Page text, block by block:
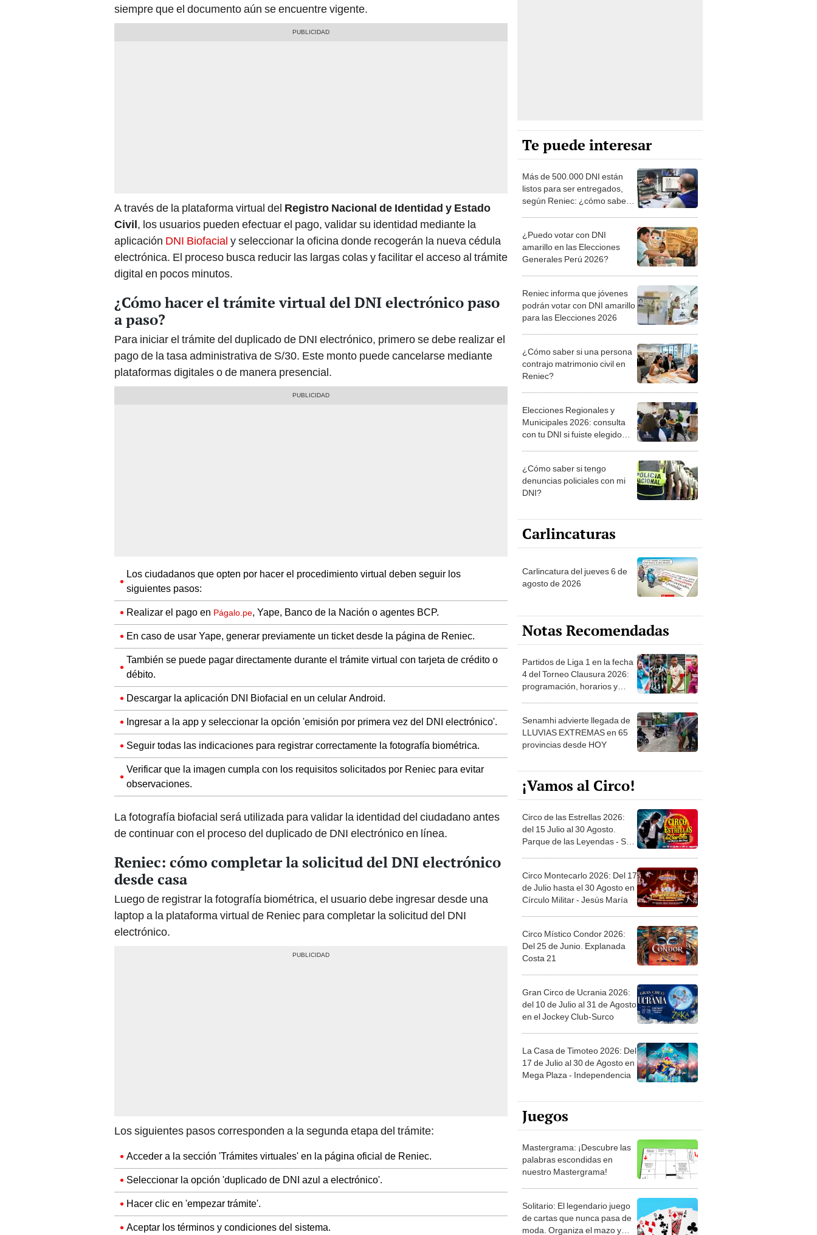
siempre que el documento aún se encuentre vigente.
A través de la plataforma virtual del Registro Nacional de Identidad y Estado
Civil, los usuarios pueden efectuar el pago, validar su identidad mediante la
aplicación DNI Biofacial y seleccionar la oficina donde recogerán la nueva cédula
electrónica. El proceso busca reducir las largas colas y facilitar el acceso al trámite
digital en pocos minutos.
¿Cómo hacer el trámite virtual del DNI electrónico paso
a paso?
Para iniciar el trámite del duplicado de DNI electrónico, primero se debe realizar el
pago de la tasa administrativa de S/30. Este monto puede cancelarse mediante
plataformas digitales o de manera presencial.
Los ciudadanos que opten por hacer el procedimiento virtual deben seguir los
siguientes pasos:
Realizar el pago en Págalo.pe, Yape, Banco de la Nación o agentes BCP.
En caso de usar Yape, generar previamente un ticket desde la página de Reniec.
También se puede pagar directamente durante el trámite virtual con tarjeta de crédito o
débito.
Descargar la aplicación DNI Biofacial en un celular Android.
Ingresar a la app y seleccionar la opción 'emisión por primera vez del DNI electrónico'.
Seguir todas las indicaciones para registrar correctamente la fotografía biométrica.
Verificar que la imagen cumpla con los requisitos solicitados por Reniec para evitar
observaciones.
La fotografía biofacial será utilizada para validar la identidad del ciudadano antes
de continuar con el proceso del duplicado de DNI electrónico en línea.
Reniec: cómo completar la solicitud del DNI electrónico
desde casa
Luego de registrar la fotografía biométrica, el usuario debe ingresar desde una
laptop a la plataforma virtual de Reniec para completar la solicitud del DNI
electrónico.
Los siguientes pasos corresponden a la segunda etapa del trámite:
Acceder a la sección 'Trámites virtuales' en la página oficial de Reniec.
Seleccionar la opción 'duplicado de DNI azul a electrónico'.
Hacer clic en 'empezar trámite'.
Aceptar los términos y condiciones del sistema.
Te puede interesar
Más de 500.000 DNI están
listos para ser entregados,
según Reniec: ¿cómo saber si
¿Puedo votar con DNI
amarillo en las Elecciones
Generales Perú 2026?
Reniec informa que jóvenes
podrán votar con DNI amarillo
para las Elecciones 2026
¿Cómo saber si una persona
contrajo matrimonio civil en
Reniec?
Elecciones Regionales y
Municipales 2026: consulta
con tu DNI si fuiste elegido
la ONPE
¿Cómo saber si tengo
denuncias policiales con mi
DNI?
Carlincaturas
Carlincatura del jueves 6 de
agosto de 2026
Notas Recomendadas
Partidos de Liga 1 en la fecha
4 del Torneo Clausura 2026:
programación, horarios y
Senamhi advierte llegada de
LLUVIAS EXTREMAS en 65
provincias desde HOY
¡Vamos al Circo!
Circo de las Estrellas 2026:
del 15 Julio al 30 Agosto.
Parque de las Leyendas - San
Circo Montecarlo 2026: Del 17
de Julio hasta el 30 Agosto en
Círculo Militar - Jesús María
Circo Místico Condor 2026:
Del 25 de Junio. Explanada
Costa 21
Gran Circo de Ucrania 2026:
del 10 de Julio al 31 de Agosto
en el Jockey Club-Surco
La Casa de Timoteo 2026: Del
17 de Julio al 30 de Agosto en
Mega Plaza - Independencia
Juegos
Mastergrama: ¡Descubre las
palabras escondidas en
nuestro Mastergrama!
Solitario: El legendario juego
de cartas que nunca pasa de
moda. Organiza el mazo y